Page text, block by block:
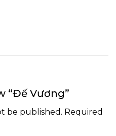
“Đế Vương”
be published. Required